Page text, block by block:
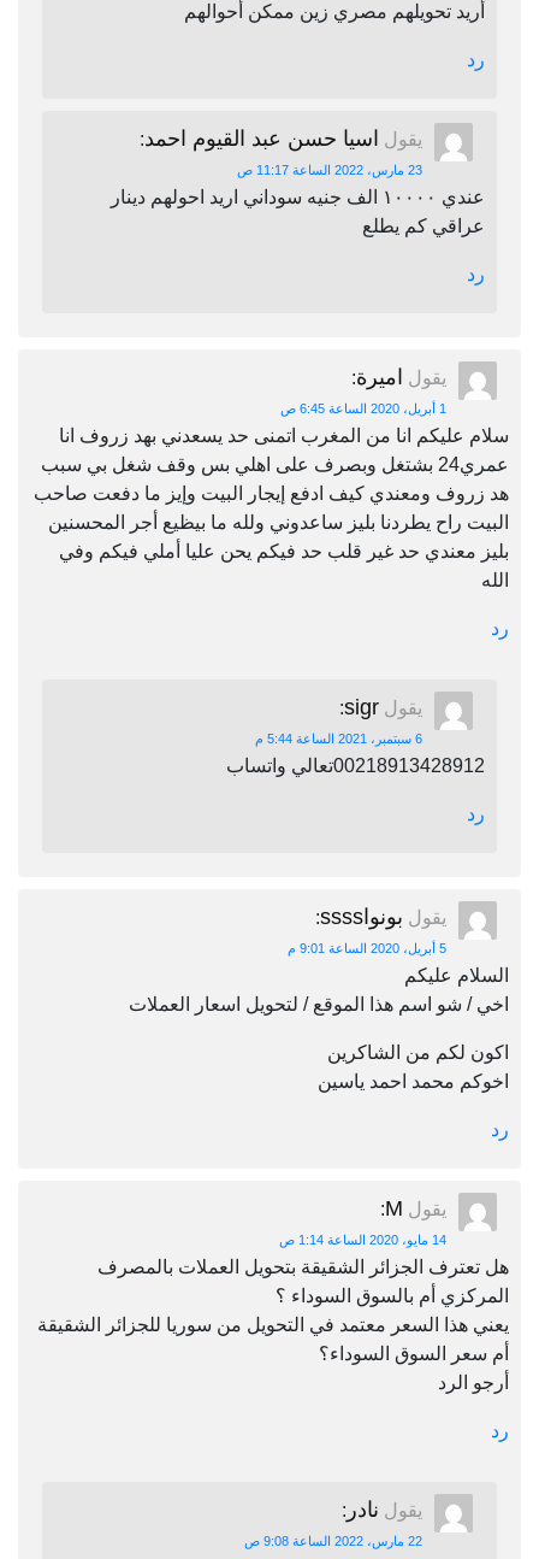
أريد تحويلهم مصري زين ممكن أحوالهم
رد
يقول اسيا حسن عبد القيوم احمد:
23 مارس، 2022 الساعة 11:17 ص
عندي ١٠٠٠٠ الف جنيه سوداني اريد احولهم دينار
عراقي كم يطلع
رد
يقول اميرة:
1 أبريل، 2020 الساعة 6:45 ص
سلام عليكم انا من المغرب اتمنى حد يسعدني بهد زروف انا
عمري24 بشتغل وبصرف على اهلي بس وقف شغل بي سبب
هد زروف ومعندي كيف ادفع إيجار البيت وإيز ما دفعت صاحب
البيت راح يطردنا بليز ساعدوني ولله ما بيظيع أجر المحسنين
بليز معندي حد غير قلب حد فيكم يحن عليا أملي فيكم وفي
الله
رد
يقول sigr
:
6 سبتمبر، 2021 الساعة 5:44 م
00218913428912تعالي واتساب
رد
يقول بونواssss :
5 أبريل، 2020 الساعة 9:01 م
السلام عليكم
اخي / شو اسم هذا الموقع / لتحويل اسعار العملات
اكون لكم من الشاكرين
اخوكم محمد احمد ياسين
رد
يقول M
:
14 مايو، 2020 الساعة 1:14 ص
هل تعترف الجزائر الشقيقة بتحويل العملات بالمصرف
المركزي أم بالسوق السوداء ؟
يعني هذا السعر معتمد في التحويل من سوريا للجزائر الشقيقة
أم سعر السوق السوداء؟
أرجو الرد
رد
يقول نادر :
22 مارس، 2022 الساعة 9:08 ص